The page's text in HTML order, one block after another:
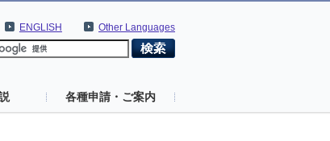
Other Languages
ENGLISH
各種申請・ご案内